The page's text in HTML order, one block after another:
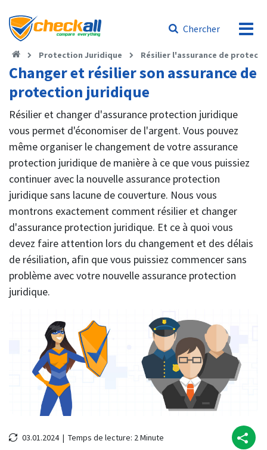
Chercher
Protection Juridique Résilier l'assurance de
Changer et résilier son assurance de
protection juridique
Résilier et changer d'assurance protection juridique
vous permet d'économiser de l'argent. Vous pouvez
même organiser le changement de votre assurance
protection juridique de manière à ce que vous puissiez
continuer avec la nouvelle assurance protection
juridique sans lacune de couverture. Nous vous
montrons exactement comment résilier et changer
d'assurance protection juridique. Et ce à quoi vous
devez faire attention lors du changement et des délais
de résiliation, afin que vous puissiez commencer sans
problème avec votre nouvelle assurance protection
juridique.
03.01.2024 | Temps de lecture: 2Minute